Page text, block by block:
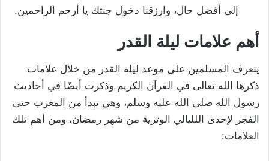
إلى أفضل حال، وارزقنا دخول جنتك يا أرحم الراحمين.
أهم علامات ليلة القدر
يتعرف المسلمين على موعد ليلة القدر من خلال علامات
ذكرها الله تعالى في القرآن الكريم وذكرت أيضًا في أحاديث
رسول الله صلى الله عليه وسلم، وهي تبدأ من المغرب حتى
الفجر لإحدى اللليالي الوترية من شهر رمضان، ومن أهم تلك
العلامات: